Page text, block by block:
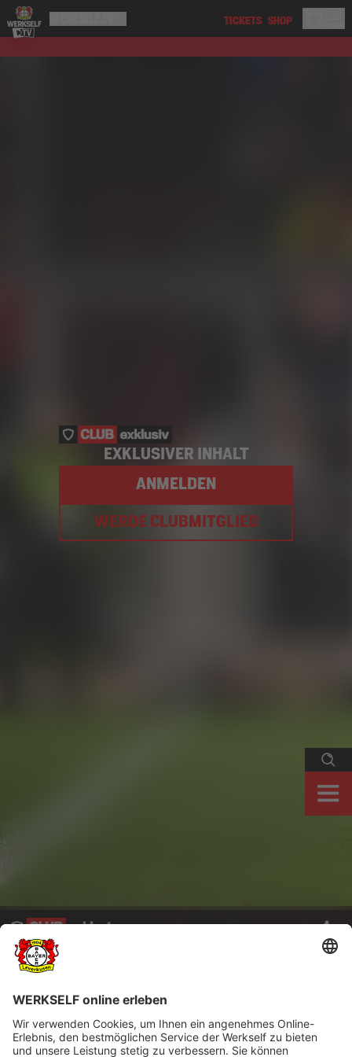
EXKLUSIVER INHALT
ANMELDEN
WERDE CLUBMITGLIED
FC Bayern München - Bayer 04 | 8. Spieltag
Am 8. Bundesliga-Spieltag unterlag die Werkself beim FC Bayern
Rekordmeister von Beginn an eine überzeugende Leistung hin.